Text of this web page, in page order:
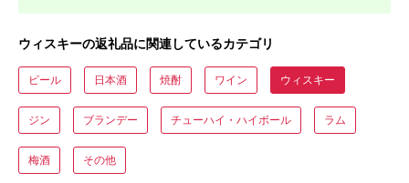
ウィスキーの返礼品に関連しているカテゴリ
ビール 日本酒 焼酎 ワイン ウィスキー
ジン ブランデー チューハイ・ハイボール ラム
梅酒 その他